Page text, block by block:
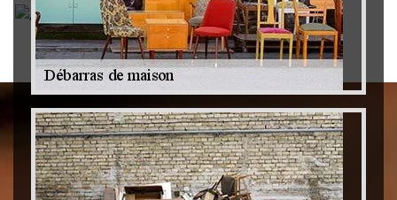
Achat antiquité 79